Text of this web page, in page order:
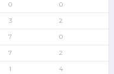
0 0
3 2
7 0
7 2
1 4